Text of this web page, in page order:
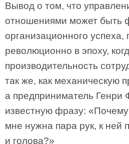
Вывод о том, что
отношениями может быть
организационного успеха,
революционно в эпоху,
производительность
так же, как механическую
а предприниматель Генри
известную фразу:
мне нужна пара рук, к ней
и голова?»